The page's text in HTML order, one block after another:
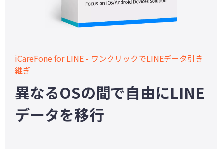
iCareFone for LINE - ワンクリックでLINEデータ引き
継ぎ
異なるOSの間で自由にLINE
データを移行